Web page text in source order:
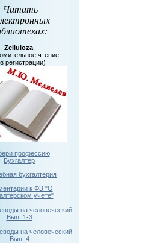
Читать
:
Zelluloza:
чтение
регистрации)
профессию
Бухгалтер
бухгалтерия
к ФЗ "О
учете"
на человеческий.
Вып. 1-3
на человеческий.
Вып. 4